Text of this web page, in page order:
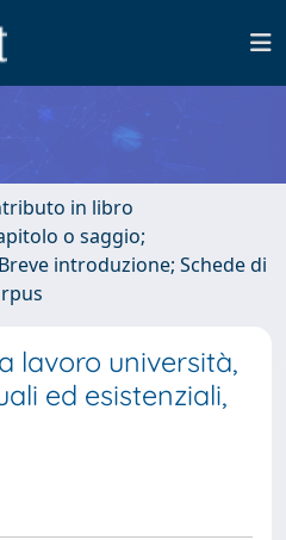
in libro
o saggio;
introduzione; Schede di
lavoro università,
ed esistenziali,